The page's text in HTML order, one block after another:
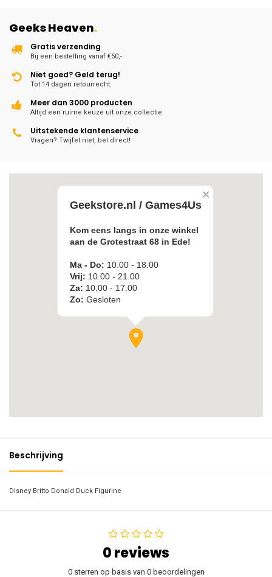
Geeks Heaven.
Gratis verzending
Bij een bestelling vanaf €50,-
Niet goed? Geld terug!
Tot 14 dagen retourrecht.
Meer dan 3000 producten
Altijd een ruime keuze uit onze collectie.
Uitstekende klantenservice
Vragen? Twijfel niet, bel direct!
Beschrijving
Disney Britto Donald Duck Figurine
0 reviews
0 sterren op basis van 0 beoordelingen